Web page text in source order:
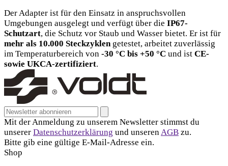
Der Adapter ist für den Einsatz in anspruchsvollen
Umgebungen ausgelegt und verfügt über die IP67-
Schutzart, die Schutz vor Staub und Wasser bietet. Er ist für
mehr als 10.000 Steckzyklengetestet, arbeitet zuverlässig
im Temperaturbereich von -30 °C bis +50 °C und ist CE-
sowie UKCA-zertifiziert.
Email address for newsletter
Mit der Anmeldung zu unserem Newsletter stimmst du
unserer Datenschutzerklärung und unserenAGB zu.
Bitte gib eine gültige E-Mail-Adresse ein.
Shop